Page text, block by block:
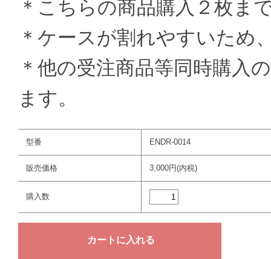
＊こちらの商品購入２枚ま
＊ケースが割れやすいため
＊他の受注商品等同時購入
ます。
型番 ENDR-0014
販売価格 3,000円(内税)
購入数